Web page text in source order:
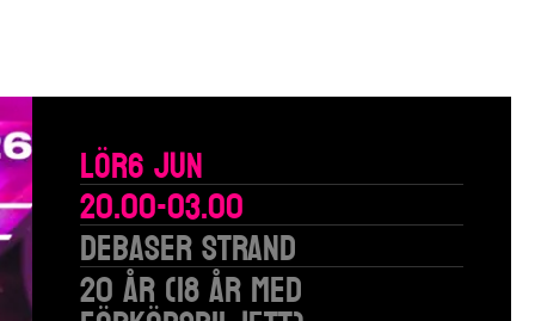
Lör6 Jun
20.00-03.00
Debaser Strand
20 år (18 år med